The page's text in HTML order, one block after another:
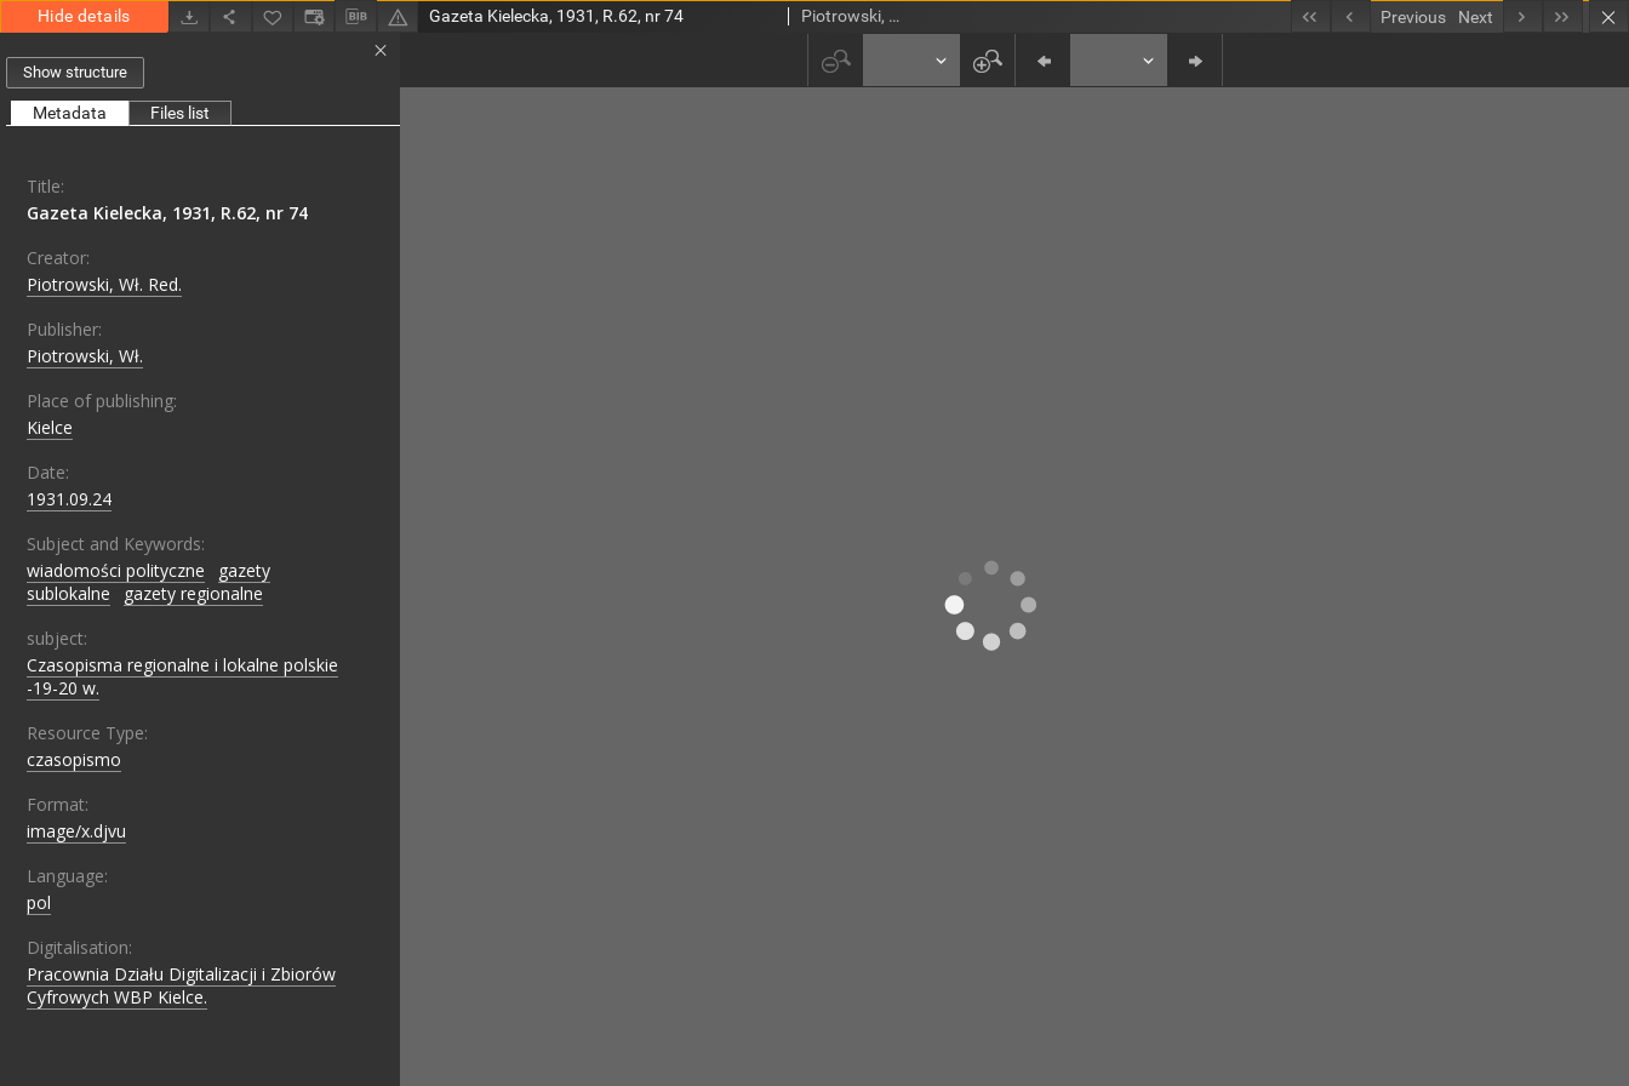
Hide details Gazeta Kielecka, 1931, R.62, nr 74 Piotrowski, Wł. Red. Previous Next
Show structure
Metadata Files list
Title:
Gazeta Kielecka, 1931, R.62, nr 74
Creator:
Piotrowski, Wł. Red.
Publisher:
Piotrowski, Wł.
Place of publishing:
Kielce
Date:
1931.09.24
Subject and Keywords:
wiadomości polityczne
gazety
sublokalne
gazety regionalne
subject:
Czasopisma regionalne i lokalne polskie
-19-20 w.
Resource Type:
czasopismo
Format:
image/x.djvu
Language:
pol
Digitalisation:
Pracownia Działu Digitalizacji i Zbiorów
Cyfrowych WBP Kielce.